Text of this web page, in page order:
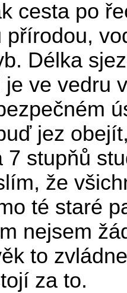
cesta po
přírodou,
Délka
je ve vedru
jez
7 stupňů
že
té staré
nejsem
to
za to.